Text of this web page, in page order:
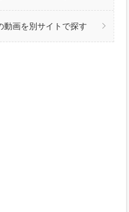
動画を別サイトで探す